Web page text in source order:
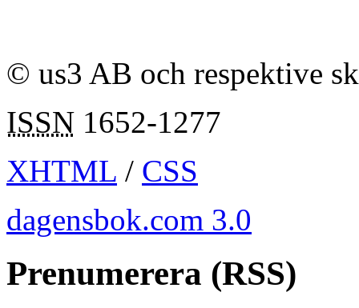
© us3 AB och respektive
ISSN 1652-1277
XHTML / CSS
dagensbok.com 3.0
Prenumerera (RSS)